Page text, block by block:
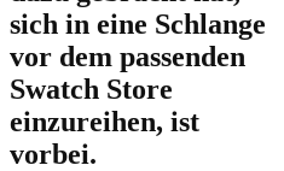
sich in eine Schlange
vor dem passenden
Swatch Store
einzureihen, ist
vorbei.